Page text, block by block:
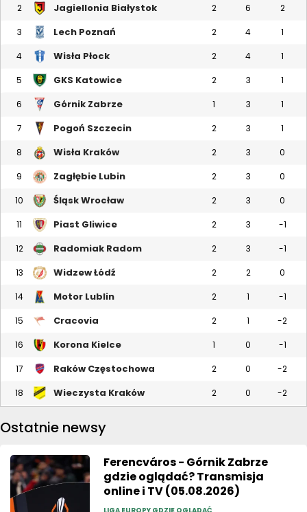
2 Jagiellonia Białystok 2 6 2
3 Lech Poznań 2 4 1
4 Wisła Płock 2 4 1
5 GKS Katowice 2 3 1
6 Górnik Zabrze 1 3 1
7 Pogoń Szczecin 2 3 1
8 Wisła Kraków 2 3 0
9 Zagłębie Lubin 2 3 0
10 Śląsk Wrocław 2 3 0
11 Piast Gliwice 2 3 -1
12 Radomiak Radom 2 3 -1
13 Widzew Łódź 2 2 0
14 Motor Lublin 2 1 -1
15 Cracovia 2 1 -2
16 Korona Kielce 1 0 -1
17 Raków Częstochowa 2 0 -2
18 Wieczysta Kraków 2 0 -2
Ostatnie newsy
Ferencváros - Górnik Zabrze
gdzie oglądać? Transmisja
online i TV (05.08.2026)
LIGA EUROPY GDZIE OGLĄDAĆ